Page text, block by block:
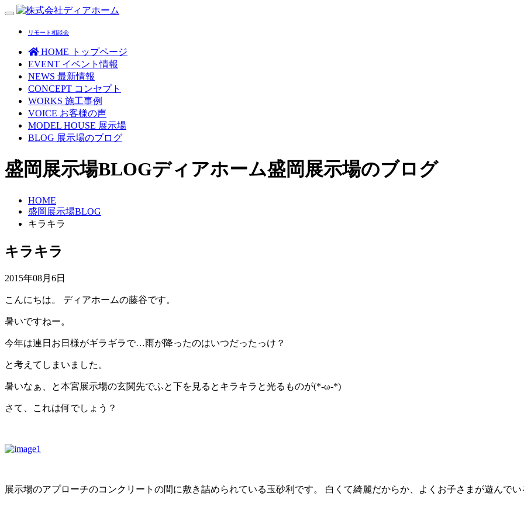
Toggle
リモート相談会
HOME
トップページ
EVENT イベント情報
NEWS 最新情報
CONCEPT コンセプト
WORKS 施工事例
VOICE お客様の声
MODEL HOUSE 展示場
BLOG 展示場のブログ
盛岡展示場BLOGディアホーム盛岡展示場のブログ
HOME
盛岡展示場BLOG
キラキラ
キラキラ
2015年08月6日
こんにちは。 ディアホームの藤谷です。
暑いですねー。
今年は連日お日様がギラギラで…雨が降ったのはいつだったっけ？
と考えてしまいました。
暑いなぁ、と本宮展示場の玄関先でふと下を見るとキラキラと光るものが(*-ω-*)
さて、これは何でしょう？
展示場のアプローチのコンクリートの間に敷き詰められている玉砂利です。 白くて綺麗だからか、よくお子さまが遊んで